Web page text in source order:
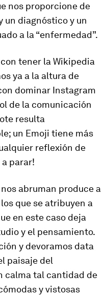
nos proporcione de
un diagnóstico y un
a la “enfermedad”.
tener la Wikipedia
ya a la altura de
dominar Instagram
de la comunicación
resulta
un Emoji tiene más
reflexión de
parar!
abruman produce a
que se atribuyen a
en este caso deja
y el pensamiento.
y devoramos data
paisaje del
calma tal cantidad de
y vistosas